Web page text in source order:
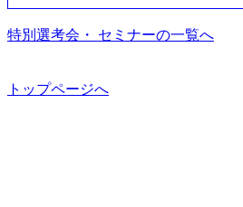
る（ダブルスキップもあり） ・週
こまめに社員のキャリアについて検
果、なりたいキャリアを反映できる
るため、エンジニアの視点からも協
なるため、入居基準を満たす女性に
による引っ越し費用は、会社が負担
ます。 是非、説明会にてお話でき
ります。 説明会後にアンケート回
オンライン(Google meets)
いるのも同社の特徴であり、 自社
つつ、複数社への出資～ハンズオン
ングファームや、Slerなどから優秀層
特別選考会・ セミナーの一覧へ
トップページへ